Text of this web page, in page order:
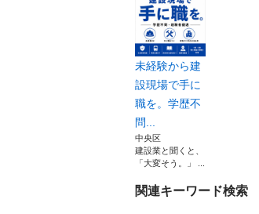
未経験から建
設現場で手に
職を。学歴不
問...
中央区
建設業と聞くと、
「大変そう。」 ...
関連キーワード検索